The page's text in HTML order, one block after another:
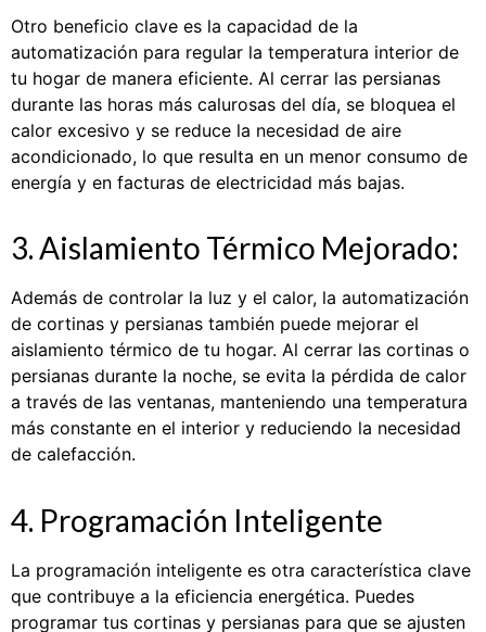
Otro beneficio clave es la capacidad de la
automatización para regular la temperatura interior de
tu hogar de manera eficiente. Al cerrar las persianas
durante las horas más calurosas del día, se bloquea el
calor excesivo y se reduce la necesidad de aire
acondicionado, lo que resulta en un menor consumo de
energía y en facturas de electricidad más bajas.
3. Aislamiento Térmico Mejorado:
Además de controlar la luz y el calor, la automatización
de cortinas y persianas también puede mejorar el
aislamiento térmico de tu hogar. Al cerrar las cortinas o
persianas durante la noche, se evita la pérdida de calor
a través de las ventanas, manteniendo una temperatura
más constante en el interior y reduciendo la necesidad
de calefacción.
4. Programación Inteligente
La programación inteligente es otra característica clave
que contribuye a la eficiencia energética. Puedes
programar tus cortinas y persianas para que se ajusten